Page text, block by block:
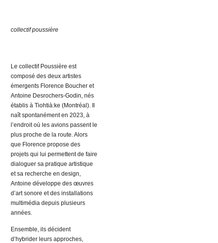
collectif poussière
Le collectif Poussière est
composé des deux artistes
émergents Florence Boucher et
Antoine Desrochers-Godin, nés
établis à Tiohtià:ke (Montréal). Il
naît spontanément en 2023, à
l’endroit où les avions passent le
plus proche de la route. Alors
que Florence propose des
projets qui lui permettent de faire
dialoguer sa pratique artistique
et sa recherche en design,
Antoine développe des œuvres
d’art sonore et des installations
multimédia depuis plusieurs
années.
Ensemble, ils décident
d’hybrider leurs approches,